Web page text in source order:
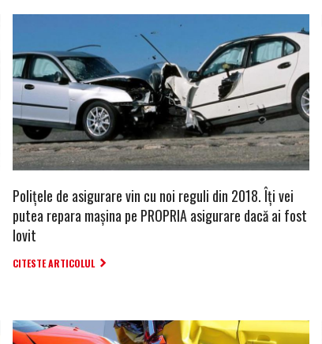
Polițele de asigurare vin cu noi reguli din 2018. Îți vei
putea repara mașina pe PROPRIA asigurare dacă ai fost
lovit
CITESTE ARTICOLUL